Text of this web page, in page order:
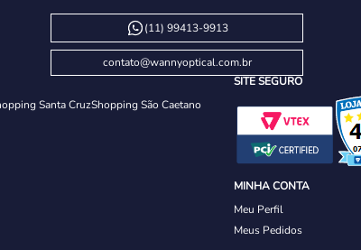
(11) 99413-9913
contato@wannyoptical.com.br
Santa CruzShopping São Caetano
SITE SEGURO
MINHA CONTA
Meu Perfil
Meus Pedidos